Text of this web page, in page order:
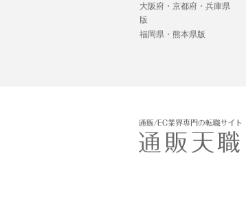
大阪府・京都府・兵庫県
版
福岡県・熊本県版